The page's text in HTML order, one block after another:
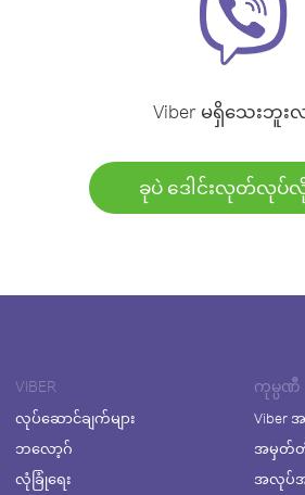
Viber မရှိသေးဘူးလ
ခုပဲ ဒေါင်းလုတ်လုပ်
VIBER
လုပ်ဆောင်ချက်များ
ဘလော့ဂ်
လုံခြုံရေး
ကုမ္ပဏီ
Viber
အမှတ်
အလုပ်အ